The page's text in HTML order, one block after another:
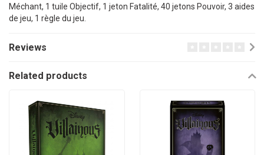
Méchant, 1 tuile Objectif, 1 jeton Fatalité, 40 jetons Pouvoir, 3 aides
de jeu, 1 règle du jeu.
Reviews
Related products